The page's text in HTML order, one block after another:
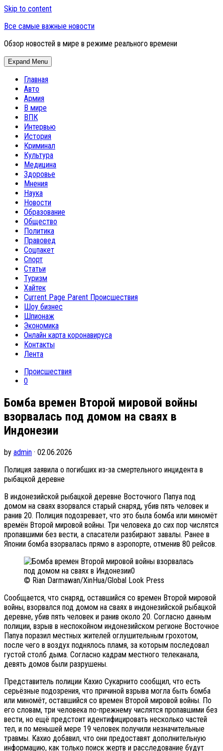
Skip to content
Все самые важные новости
Обзор новостей в мире в режиме реального времени
Expand Menu
Главная
Авто
Армия
В мире
ВПК
Интервью
История
Криминал
Культура
Медицина
Здоровье
Мнения
Наука
Новости
Образование
Общество
Политика
Правовед
Соцпакет
Спорт
Статьи
Туризм
Хайтек
Current Page Parent Происшествия
Шоу бизнес
Шпионаж
Экономика
Онлайн карта коронавируса
Контакты
Лента
Происшествия
0
Бомба времен Второй мировой войны
взорвалась под домом на сваях в
Индонезии
by admin · 02.06.2026
Полиция заявила о погибших из-за смертельного инцидента в
рыбацкой деревне
В индонезийской рыбацкой деревне Восточного Папуа под
домом на сваях взорвался старый снаряд, убив пять человек и
ранив 20. Полиция подозревает, что это была бомба или миномёт
времён Второй мировой войны. Три человека до сих пор числятся
пропавшими без вести, а спасатели разбирают завалы. Ранее в
Японии бомба взорвалась прямо в аэропорте, отменив 80 рейсов.
© Rian Darmawan/XinHua/Global Look Press
Сообщается, что снаряд, оставшийся со времен Второй мировой
войны, взорвался под домом на сваях в индонезийской рыбацкой
деревне, убив пять человек и ранив около 20. Согласно данным
полиции, взрыв в неспокойном индонезийском регионе Восточное
Папуа поразил местных жителей оглушительным грохотом,
после чего в воздух поднялось пламя, за которым последовал
густой столб дыма. Согласно кадрам местного телеканала,
девять домов были разрушены.
Представитель полиции Кахио Сукарнито сообщил, что есть
серьёзные подозрения, что причиной взрыва могла быть бомба
или миномёт, оставшийся со времен Второй мировой войны. По
его словам, три человека по-прежнему числятся пропавшими без
вести, но ещё предстоит идентифицировать несколько частей
тел, и по меньшей мере 19 человек получили незначительные
травмы. Кахио добавил, что они предоставят дополнительную
информацию, как только поиск жертв и расследование будут